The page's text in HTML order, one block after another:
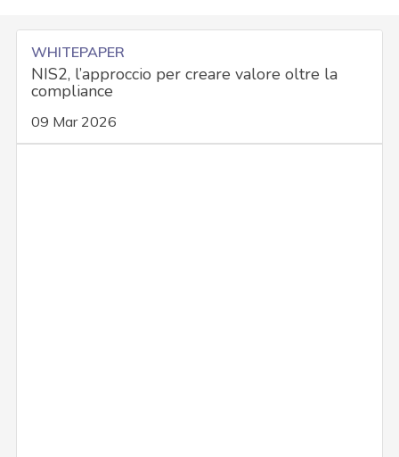
WHITEPAPER
NIS2, l’approccio per creare valore oltre la
compliance
09 Mar 2026